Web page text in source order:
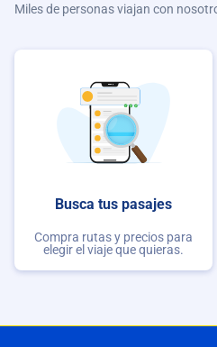
Miles de personas viajan con
Busca tus pasajes
Compra rutas y precios para
elegir el viaje que quieras.